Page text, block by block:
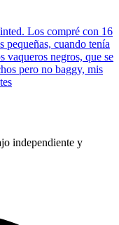
Los compré con 16
pequeñas, cuando tenía
vaqueros negros, que se
pero no baggy, mis
independiente y